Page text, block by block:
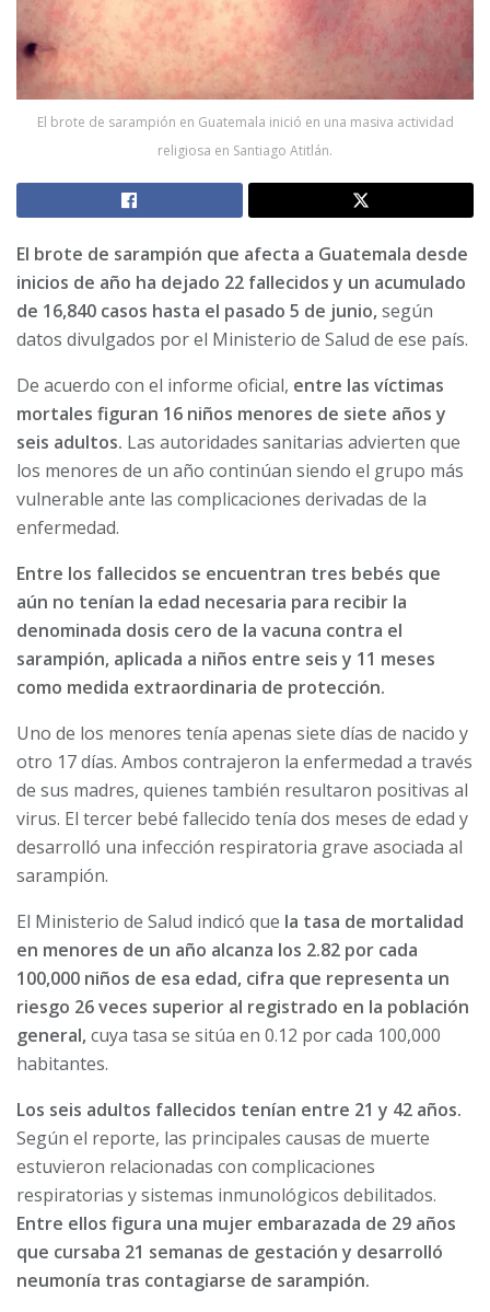
El brote de sarampión en Guatemala inició en una masiva actividad
religiosa en Santiago Atitlán.
El brote de sarampión que afecta a Guatemala desde
inicios de año ha dejado 22 fallecidos y un acumulado
de 16,840 casos hasta el pasado 5 de junio,según
datos divulgados por el Ministerio de Salud de ese país.
De acuerdo con el informe oficial, entre las víctimas
mortales figuran 16 niños menores de siete años y
seis adultos. Las autoridades sanitarias advierten que
los menores de un año continúan siendo el grupo más
vulnerable ante las complicaciones derivadas de la
enfermedad.
Entre los fallecidos se encuentran tres bebés que
aún no tenían la edad necesaria para recibir la
denominada dosis cero de la vacuna contra el
sarampión, aplicada a niños entre seis y 11 meses
como medida extraordinaria de protección.
Uno de los menores tenía apenas siete días de nacido y
otro 17 días. Ambos contrajeron la enfermedad a través
de sus madres, quienes también resultaron positivas al
virus. El tercer bebé fallecido tenía dos meses de edad y
desarrolló una infección respiratoria grave asociada al
sarampión.
El Ministerio de Salud indicó que la tasa de mortalidad
en menores de un año alcanza los 2.82 por cada
100,000 niños de esa edad, cifra que representa un
riesgo 26 veces superior al registrado en la población
general,cuya tasa se sitúa en 0.12 por cada 100,000
habitantes.
Los seis adultos fallecidos tenían entre 21 y 42 años.
Según el reporte, las principales causas de muerte
estuvieron relacionadas con complicaciones
respiratorias y sistemas inmunológicos debilitados.
Entre ellos figura una mujer embarazada de 29 años
que cursaba 21 semanas de gestación y desarrolló
neumonía tras contagiarse de sarampión.